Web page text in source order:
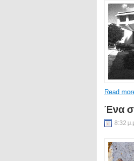
Read
Ένα
8:32